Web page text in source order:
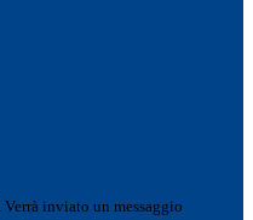
Verrà inviato un messaggio